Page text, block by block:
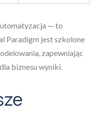
— to
Paradigm jest szkolone
zapewniając
biznesu wyniki.